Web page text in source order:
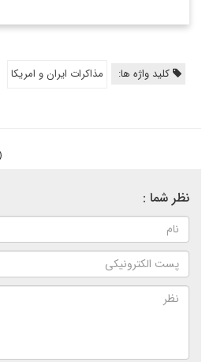
کلید واژه ها: مذاکرات ایران و امریکا
نظر شما :